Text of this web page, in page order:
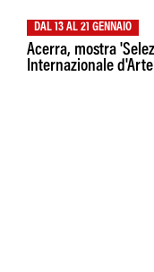
DAL 13 AL 21 GENNAIO
Acerra, mostra
Internazionale